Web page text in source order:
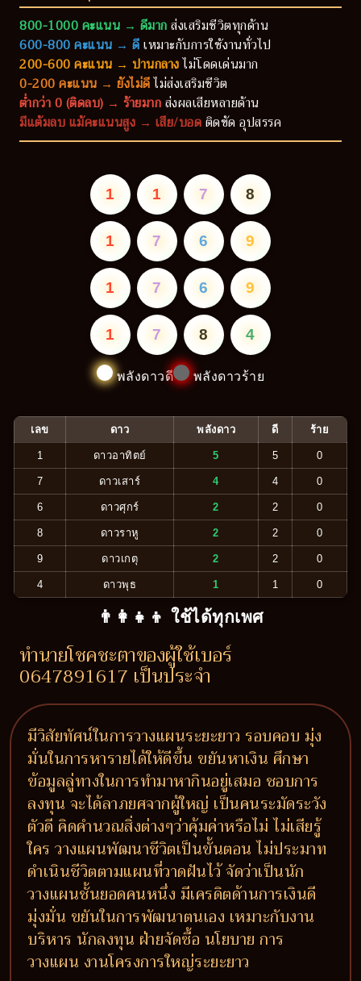
800-1000 คะแนน → ดีมากส่งเสริมชีวิตทุกด้าน
600-800 คะแนน → ดีเหมาะกับการใช้งานทั่วไป
200-600 คะแนน → ปานกลางไม่โดดเด่นมาก
0-200 คะแนน → ยังไม่ดีไม่ส่งเสริมชีวิต
ต่ำกว่า 0 (ติดลบ) → ร้ายมากส่งผลเสียหลายด้าน
มีแต้มลบ แม้คะแนนสูง → เสีย/บอดติดขัด อุปสรรค
1 1 7 8
1 7 6 9
1 7 6 9
1 7 8 4
พลังดาวดี พลังดาวร้าย
เลข ดาว พลังดาว ดี ร้าย
1 ดาวอาทิตย์ 5 5 0
7 ดาวเสาร์ 4 4 0
6 ดาวศุกร์ 2 2 0
8 ดาวราหู 2 2 0
9 ดาวเกตุ 2 2 0
4 ดาวพุธ 1 1 0
👨‍👩‍👧‍👦 ใช้ได้ทุกเพศ
ทำนายโชคชะตาของผู้ใช้เบอร์
0647891617 เป็นประจำ
มีวิสัยทัศน์ในการวางแผนระยะยาว รอบคอบ มุ่ง
มั่นในการหารายได้ให้ดีขึ้น ขยันหาเงิน ศึกษา
ข้อมูลลู่ทางในการทำมาหากินอยู่เสมอ ชอบการ
ลงทุน จะได้ลาภยศจากผู้ใหญ่ เป็นคนระมัดระวัง
ตัวดี คิดคำนวณสิ่งต่างๆว่าคุ้มค่าหรือไม่ ไม่เสียรู้
ใคร วางแผนพัฒนาชีวิตเป็นขั้นตอน ไม่ประมาท
ดำเนินชีวิตตามแผนที่วาดฝันไว้ จัดว่าเป็นนัก
วางแผนชั้นยอดคนหนึ่ง มีเครดิตด้านการเงินดี
มุ่งมั่น ขยันในการพัฒนาตนเอง เหมาะกับงาน
บริหาร นักลงทุน ฝ่ายจัดซื้อ นโยบาย การ
วางแผน งานโครงการใหญ่ระยะยาว